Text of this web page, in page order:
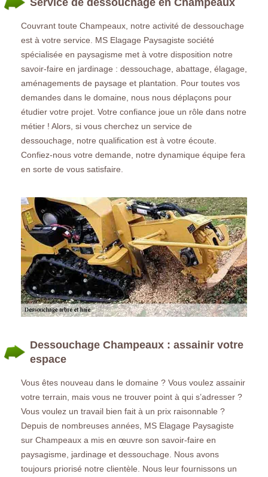
Couvrant toute Champeaux, notre activité de dessouchage
est à votre service. MS Elagage Paysagiste société
spécialisée en paysagisme met à votre disposition notre
savoir-faire en jardinage : dessouchage, abattage, élagage,
aménagements de paysage et plantation. Pour toutes vos
demandes dans le domaine, nous nous déplaçons pour
étudier votre projet. Votre confiance joue un rôle dans notre
métier ! Alors, si vous cherchez un service de
dessouchage, notre qualification est à votre écoute.
Confiez-nous votre demande, notre dynamique équipe fera
en sorte de vous satisfaire.
Dessouchage Champeaux : assainir votre
espace
Vous êtes nouveau dans le domaine ? Vous voulez assainir
votre terrain, mais vous ne trouver point à qui s’adresser ?
Vous voulez un travail bien fait à un prix raisonnable ?
Depuis de nombreuses années, MS Elagage Paysagiste
sur Champeaux a mis en œuvre son savoir-faire en
paysagisme, jardinage et dessouchage. Nous avons
toujours priorisé notre clientèle. Nous leur fournissons un